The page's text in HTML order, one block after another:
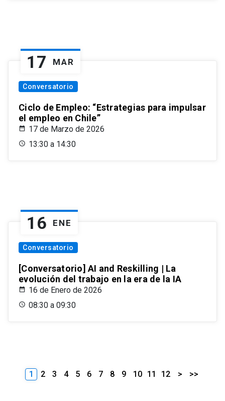
17 MAR
Conversatorio
Ciclo de Empleo: “Estrategias para impulsar
el empleo en Chile”
17 de Marzo de 2026
13:30 a 14:30
16 ENE
Conversatorio
[Conversatorio] AI and Reskilling | La
evolución del trabajo en la era de la IA
16 de Enero de 2026
08:30 a 09:30
1 2 3 4 5 6 7 8 9 10 11 12 > >>